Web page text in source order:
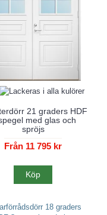
21 graders HDF
med glas och
spröjs
Från 11 795 kr
Köp